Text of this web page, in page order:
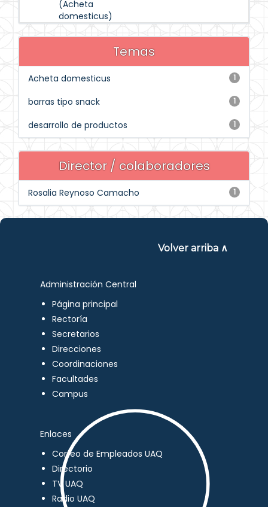
(Acheta
domesticus)
Temas
1
Acheta domesticus
1
barras tipo snack
1
desarrollo de productos
Director / colaboradores
1
Rosalia Reynoso Camacho
Volver arriba ∧
Administración Central
Página principal
Rectoría
Secretarios
Direcciones
Coordinaciones
Facultades
Campus
Enlaces
Correo de Empleados UAQ
Directorio
TV UAQ
Radio UAQ